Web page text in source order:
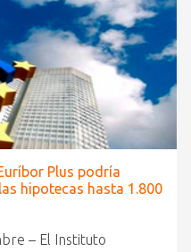
Plus podría
hipotecas hasta 1.800
– El Instituto